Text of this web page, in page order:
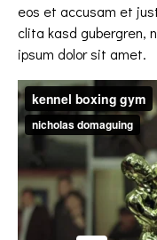
eos et accusam et
clita kasd gubergren,
ipsum dolor sit amet.